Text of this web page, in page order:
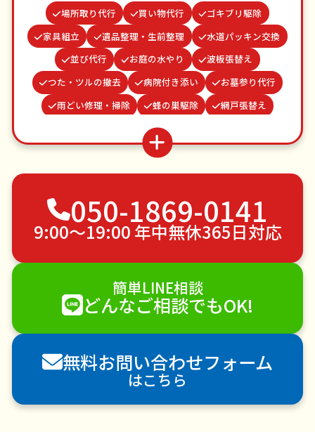
場所取り代行 買い物代行
ゴキブリ駆除
家具組立
遺品整理・生前整理
水道パッキン交換
並び代行
お庭の水やり
波板張替え
つた・ツルの撤去
病院付き添い
お墓参り代行
雨どい修理・掃除
蜂の巣駆除
網戸張替え
クモの駆除
ベランダ掃除
カーテンレール取り付け
結婚式代理出席
不用品回収
ゴミ屋敷片付け
植木の剪定
植木の伐採
手すり取り付け
ペットのお世話
エアコンクリーニング
DIY・日曜大工
ハウスクリーニング
雪かき・雪下ろし
電球交換
襖（ふすま）の張替え
空き家管理
各種代行
害獣駆除
防草シート施工
ナメクジ駆除
害虫駆除
050-1869-0141
9:00〜19:00 年中無休365日対応
簡単LINE相談
どんなご相談でもOK!
無料お問い合わせフォーム
はこちら